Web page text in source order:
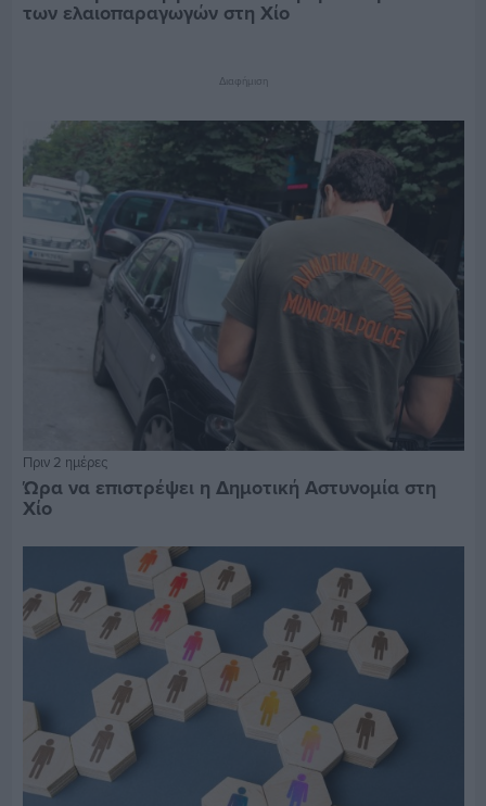
των ελαιοπαραγωγών στη Χίο
Διαφήμιση
Πριν 2 ημέρες
Ώρα να επιστρέψει η Δημοτική Αστυνομία στη
Χίο